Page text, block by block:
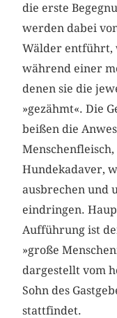
die erste
werden dabei
Wälder entführt,
während einer
denen sie die
»gezähmt«. Die
beißen die
Hundekadaver,
ausbrechen und
eindringen.
Aufführung ist
»große
dargestellt vom
Sohn des
stattfindet.